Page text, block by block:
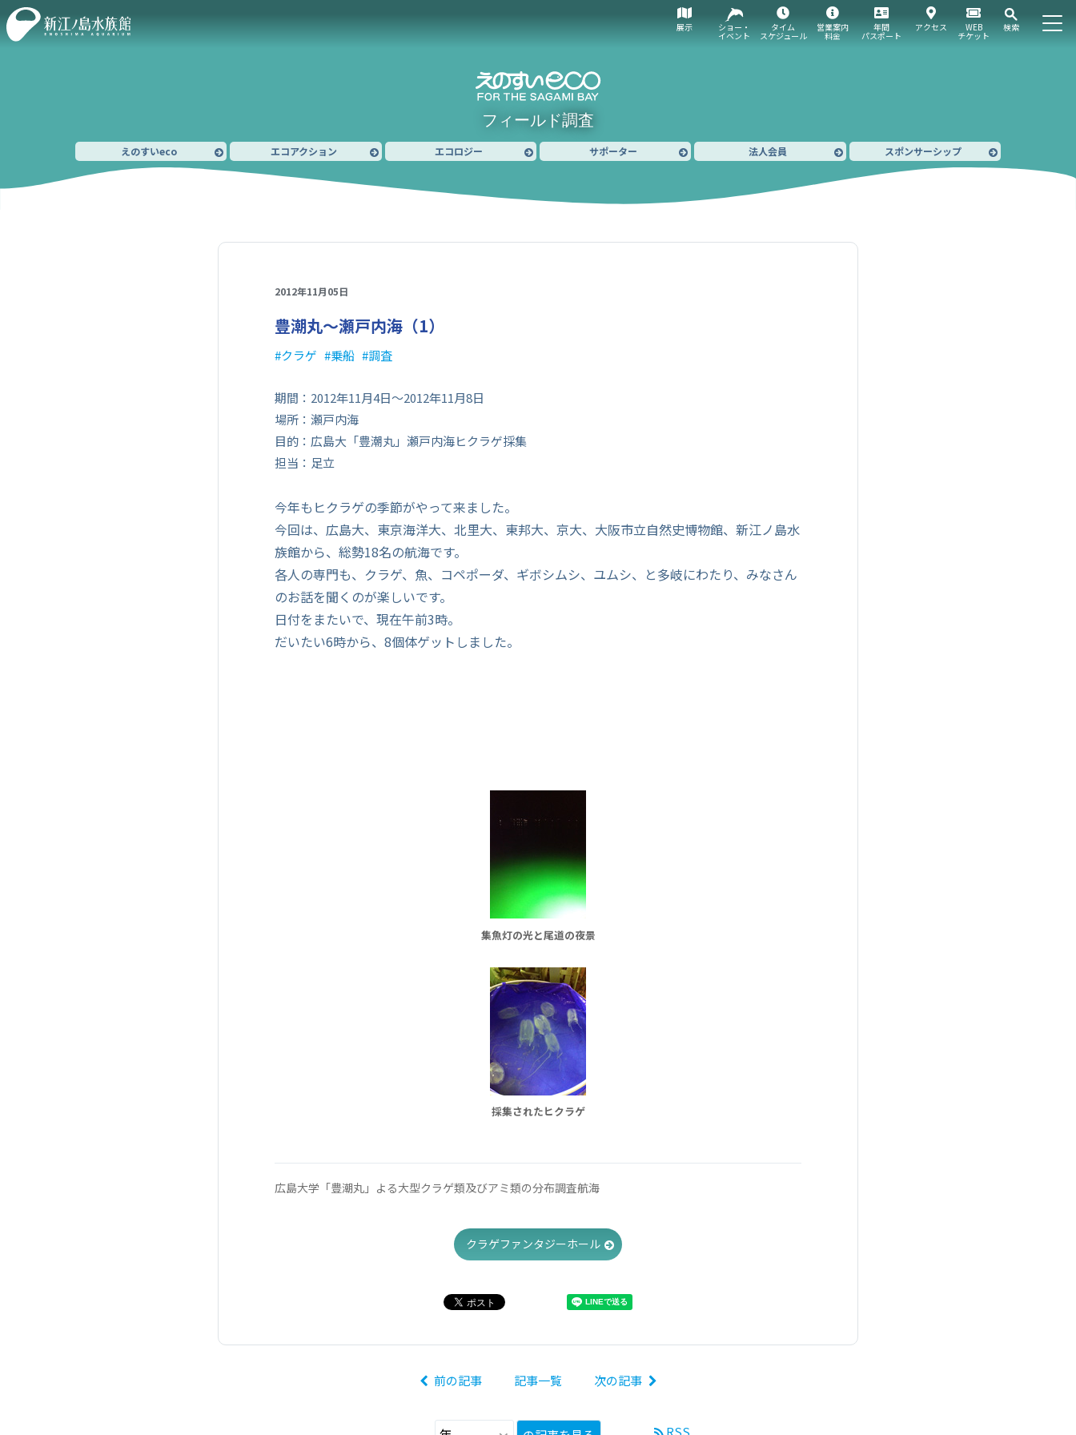
WEB
チケット
検索
展示 ショー・
イベント
タイム
スケジュール
営業案内
料金
年間
パスポート
アクセス
フィールド調査
えのすいeco エコアクション エコロジー サポーター 法人会員 スポンサーシップ
2012年11月05日
豊潮丸～瀬戸内海（1）
クラゲ 乗船 調査
期間：2012年11月4日～2012年11月8日
場所：瀬戸内海
目的：広島大「豊潮丸」瀬戸内海ヒクラゲ採集
担当：足立
今年もヒクラゲの季節がやって来ました。
今回は、広島大、東京海洋大、北里大、東邦大、京大、大阪市立自然史博物館、新江ノ島水
族館から、総勢18名の航海です。
各人の専門も、クラゲ、魚、コペポーダ、ギボシムシ、ユムシ、と多岐にわたり、みなさん
のお話を聞くのが楽しいです。
日付をまたいで、現在午前3時。
だいたい6時から、8個体ゲットしました。
集魚灯の光と尾道の夜景
採集されたヒクラゲ
広島大学「豊潮丸」よる大型クラゲ類及びアミ類の分布調査航海
クラゲファンタジーホール
前の記事 記事一覧 次の記事
RSS